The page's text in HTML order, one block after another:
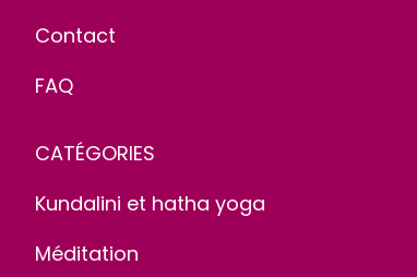
Contact
FAQ
CATÉGORIES
Kundalini et hatha yoga
Méditation